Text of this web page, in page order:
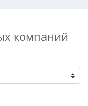
компаний